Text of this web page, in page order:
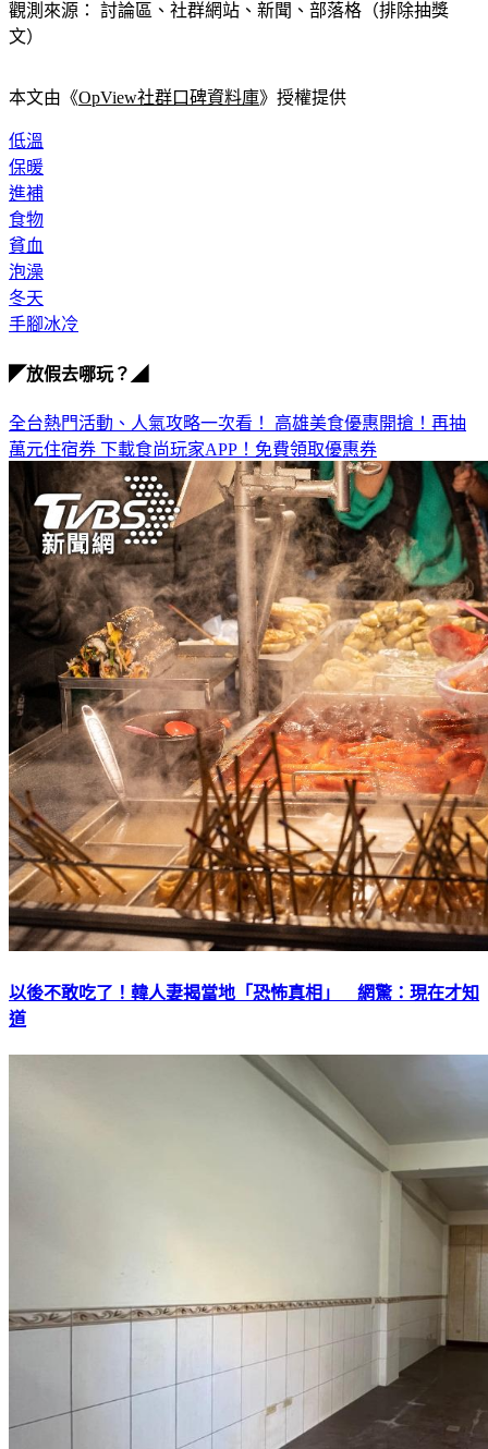
觀測來源： 討論區、社群網站、新聞、部落格（排除抽獎
文）
本文由《OpView社群口碑資料庫》授權提供
低溫
保暖
進補
食物
貧血
泡澡
冬天
手腳冰冷
◤放假去哪玩？◢
全台熱門活動、人氣攻略一次看！ 高雄美食優惠開搶！再抽
萬元住宿券 下載食尚玩家APP！免費領取優惠券
以後不敢吃了！韓人妻揭當地「恐怖真相」 網驚：現在才知
道